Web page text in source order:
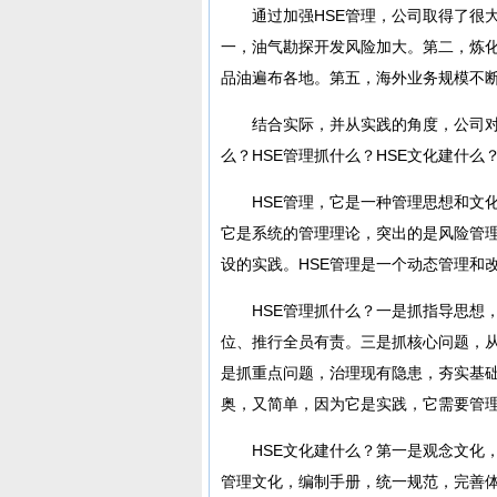
通过加强HSE管理，公司取得了很大
一，油气勘探开发风险加大。第二，炼
品油遍布各地。第五，海外业务规模不
结合实际，并从实践的角度，公司对
么？HSE管理抓什么？HSE文化建什么
HSE管理，它是一种管理思想和文化
它是系统的管理理论，突出的是风险管
设的实践。HSE管理是一个动态管理和
HSE管理抓什么？一是抓指导思想，
位、推行全员有责。三是抓核心问题，
是抓重点问题，治理现有隐患，夯实基
奥，又简单，因为它是实践，它需要管
HSE文化建什么？第一是观念文化，
管理文化，编制手册，统一规范，完善